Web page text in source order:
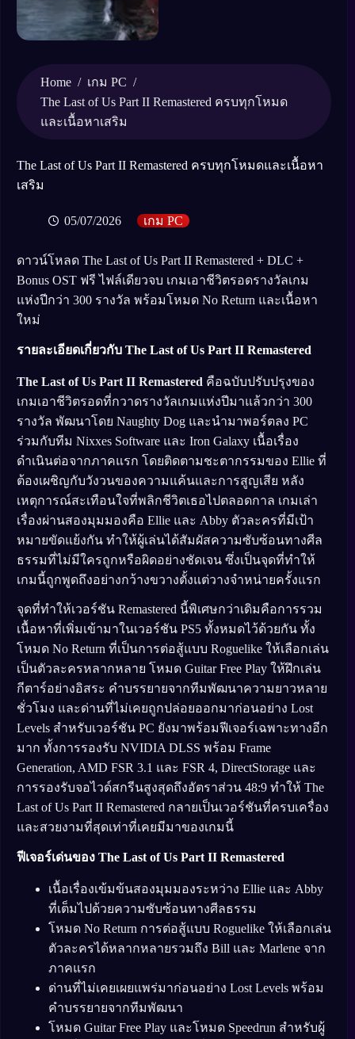
Home / เกม PC /
The Last of Us Part II Remastered ครบทุกโหมด
และเนื้อหาเสริม
The Last of Us Part II Remastered ครบทุกโหมดและเนื้อหา
เสริม
05/07/2026 เกม PC
ดาวน์โหลด The Last of Us Part II Remastered + DLC +
Bonus OST ฟรี ไฟล์เดียวจบ เกมเอาชีวิตรอดรางวัลเกม
แห่งปีกว่า 300 รางวัล พร้อมโหมด No Return และเนื้อหา
ใหม่
รายละเอียดเกี่ยวกับ The Last of Us Part II Remastered
The Last of Us Part II Remastered คือฉบับปรับปรุงของ
เกมเอาชีวิตรอดที่กวาดรางวัลเกมแห่งปีมาแล้วกว่า 300
รางวัล พัฒนาโดย Naughty Dog และนำมาพอร์ตลง PC
ร่วมกับทีม Nixxes Software และ Iron Galaxy เนื้อเรื่อง
ดำเนินต่อจากภาคแรก โดยติดตามชะตากรรมของ Ellie ที่
ต้องเผชิญกับวังวนของความแค้นและการสูญเสีย หลัง
เหตุการณ์สะเทือนใจที่พลิกชีวิตเธอไปตลอดกาล เกมเล่า
เรื่องผ่านสองมุมมองคือ Ellie และ Abby ตัวละครที่มีเป้า
หมายขัดแย้งกัน ทำให้ผู้เล่นได้สัมผัสความซับซ้อนทางศีล
ธรรมที่ไม่มีใครถูกหรือผิดอย่างชัดเจน ซึ่งเป็นจุดที่ทำให้
เกมนี้ถูกพูดถึงอย่างกว้างขวางตั้งแต่วางจำหน่ายครั้งแรก
จุดที่ทำให้เวอร์ชัน Remastered นี้พิเศษกว่าเดิมคือการรวม
เนื้อหาที่เพิ่มเข้ามาในเวอร์ชัน PS5 ทั้งหมดไว้ด้วยกัน ทั้ง
โหมด No Return ที่เป็นการต่อสู้แบบ Roguelike ให้เลือกเล่น
เป็นตัวละครหลากหลาย โหมด Guitar Free Play ให้ฝึกเล่น
กีตาร์อย่างอิสระ คำบรรยายจากทีมพัฒนาความยาวหลาย
ชั่วโมง และด่านที่ไม่เคยถูกปล่อยออกมาก่อนอย่าง Lost
Levels สำหรับเวอร์ชัน PC ยังมาพร้อมฟีเจอร์เฉพาะทางอีก
มาก ทั้งการรองรับ NVIDIA DLSS พร้อม Frame
Generation, AMD FSR 3.1 และ FSR 4, DirectStorage และ
การรองรับจอไวด์สกรีนสูงสุดถึงอัตราส่วน 48:9 ทำให้ The
Last of Us Part II Remastered กลายเป็นเวอร์ชันที่ครบเครื่อง
และสวยงามที่สุดเท่าที่เคยมีมาของเกมนี้
ฟีเจอร์เด่นของ The Last of Us Part II Remastered
เนื้อเรื่องเข้มข้นสองมุมมองระหว่าง Ellie และ Abby
ที่เต็มไปด้วยความซับซ้อนทางศีลธรรม
โหมด No Return การต่อสู้แบบ Roguelike ให้เลือกเล่น
ตัวละครได้หลากหลายรวมถึง Bill และ Marlene จาก
ภาคแรก
ด่านที่ไม่เคยเผยแพร่มาก่อนอย่าง Lost Levels พร้อม
คำบรรยายจากทีมพัฒนา
โหมด Guitar Free Play และโหมด Speedrun สำหรับผู้